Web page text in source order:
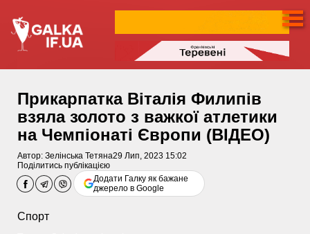
Прикарпатка Віталія Филипів
взяла золото з важкої атлетики
на Чемпіонаті Європи (ВІДЕО)
Автор: Зелінська Тетяна29 Лип, 2023 15:02
Поділитись публікацією
Додати Галку як бажане
джерело в Google
Спорт